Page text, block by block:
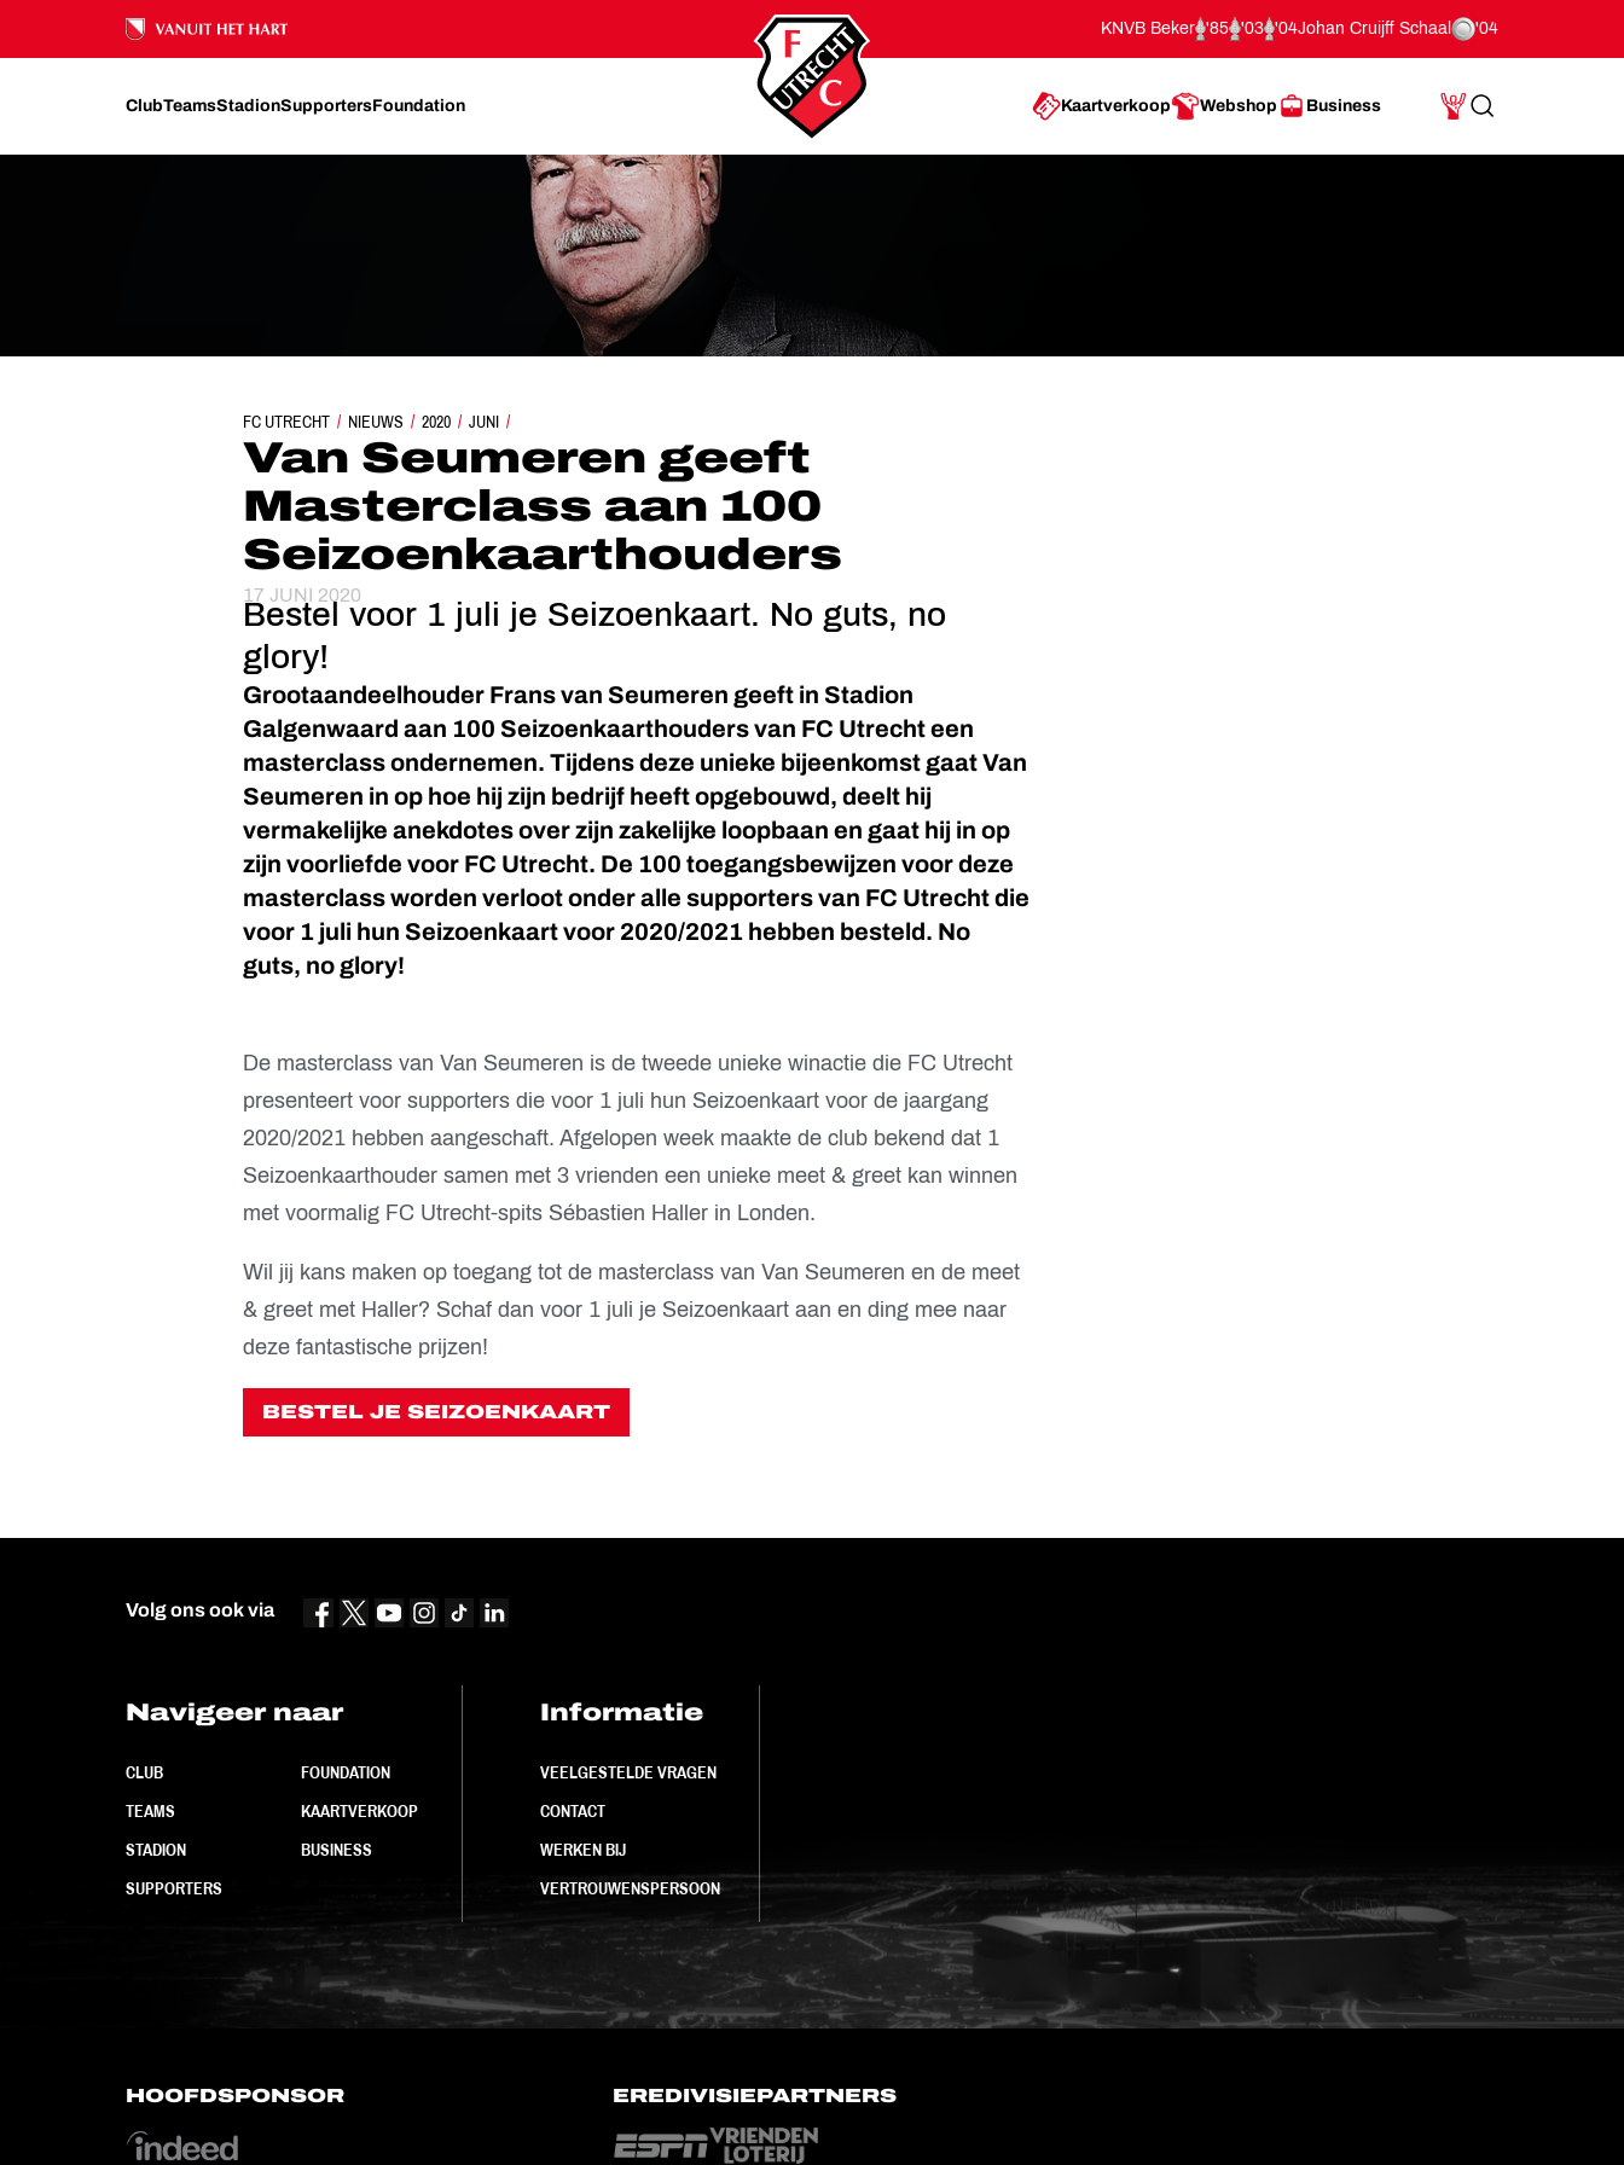
Ons nalatenschap
KNVB Beker '85 '03 '04Johan Cruijff Schaal '04
ClubTeamsStadionSupportersFoundation Kaartverkoop Webshop Business
Mijn Account
Search
FC UTRECHT NIEUWS 2020 JUNI
VAN SEUMEREN GEEFT MASTERCLASS AAN 100 SEIZOENKAARTHOUDERS
Van Seumeren geeft
Masterclass aan 100
Seizoenkaarthouders
17 JUNI 2020
Bestel voor 1 juli je Seizoenkaart. No guts, no
glory!
Grootaandeelhouder Frans van Seumeren geeft in Stadion
Galgenwaard aan 100 Seizoenkaarthouders van FC Utrecht een
masterclass ondernemen. Tijdens deze unieke bijeenkomst gaat Van
Seumeren in op hoe hij zijn bedrijf heeft opgebouwd, deelt hij
vermakelijke anekdotes over zijn zakelijke loopbaan en gaat hij in op
zijn voorliefde voor FC Utrecht. De 100 toegangsbewijzen voor deze
masterclass worden verloot onder alle supporters van FC Utrecht die
voor 1 juli hun Seizoenkaart voor 2020/2021 hebben besteld. No
guts, no glory!
De masterclass van Van Seumeren is de tweede unieke winactie die FC Utrecht
presenteert voor supporters die voor 1 juli hun Seizoenkaart voor de jaargang
2020/2021 hebben aangeschaft. Afgelopen week maakte de club bekend dat 1
Seizoenkaarthouder samen met 3 vrienden een unieke meet & greet kan winnen
met voormalig FC Utrecht-spits Sébastien Haller in Londen.
Wil jij kans maken op toegang tot de masterclass van Van Seumeren en de meet
& greet met Haller? Schaf dan voor 1 juli je Seizoenkaart aan en ding mee naar
deze fantastische prijzen!
BESTEL JE SEIZOENKAART
Volg ons ook via
Navigeer naar
CLUB
TEAMS
STADION
SUPPORTERS
FOUNDATION
KAARTVERKOOP
BUSINESS
Informatie
VEELGESTELDE VRAGEN
CONTACT
WERKEN BIJ
VERTROUWENSPERSOON
HOOFDSPONSOR EREDIVISIEPARTNERS